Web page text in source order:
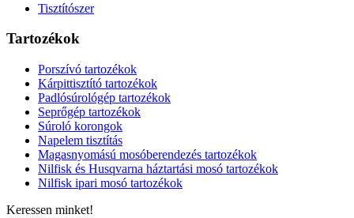
Tisztítószer
Tartozékok
Porszívó tartozékok
Kárpittisztító tartozékok
Padlósúrológép tartozékok
Seprőgép tartozékok
Súroló korongok
Napelem tisztítás
Magasnyomású mosóberendezés tartozékok
Nilfisk és Husqvarna háztartási mosó tartozékok
Nilfisk ipari mosó tartozékok
Keressen minket!